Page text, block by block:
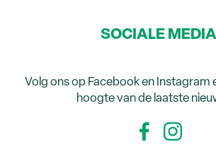
SOCIALE MEDIA
Volg ons op Facebook en Instagram
hoogte van de laatste